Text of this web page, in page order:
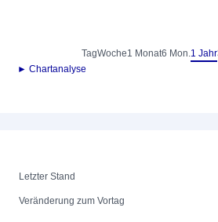
TagWoche1 Monat6 Mon.1 Jahr
► Chartanalyse
Letzter Stand
Veränderung zum Vortag